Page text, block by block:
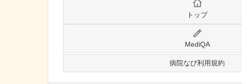
トップ
MediQA
病院なび利用規約